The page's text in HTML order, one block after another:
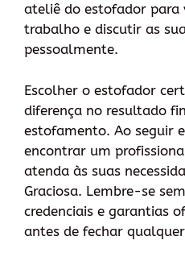
ateliê do estofador para
trabalho e discutir as
pessoalmente.
Escolher o estofador
diferença no resultado
estofamento. Ao seguir
encontrar um
atenda às suas
Graciosa. Lembre-se
credenciais e garantias
antes de fechar